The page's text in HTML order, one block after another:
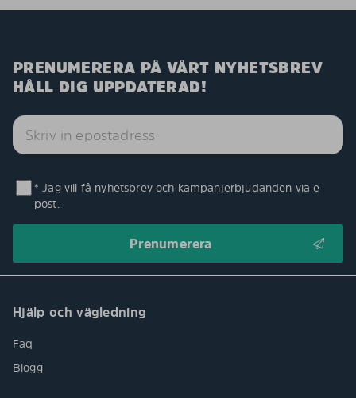
PRENUMERERA PÅ VÅRT NYHETSBREV
HÅLL DIG UPPDATERAD!
* Jag vill få nyhetsbrev och kampanjerbjudanden via e-
post.
Hjälp och vägledning
Faq
Blogg